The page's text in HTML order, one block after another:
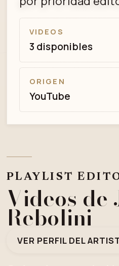
VIDEOS
3 disponibles
ORIGEN
YouTube
PLAYLIST
Videos de
Rebolini
VER PERFIL DEL